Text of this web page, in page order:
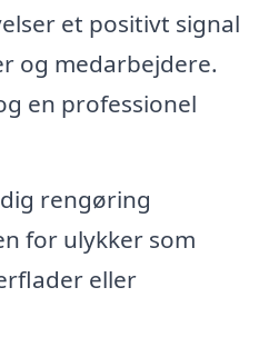
et positivt signal
og medarbejdere.
en professionel
rengøring
for ulykker som
eller